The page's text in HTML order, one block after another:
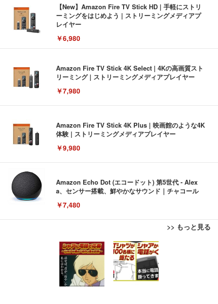
【New】Amazon Fire TV Stick HD | 手軽にストリ
ーミングをはじめよう | ストリーミングメディアプ
レイヤー
￥6,980
Amazon Fire TV Stick 4K Select | 4Kの高画質スト
リーミング | ストリーミングメディアプレイヤー
￥7,980
Amazon Fire TV Stick 4K Plus | 映画館のような4K
体験 | ストリーミングメディアプレイヤー
￥9,980
Amazon Echo Dot (エコードット) 第5世代 - Alex
a、センサー搭載、鮮やかなサウンド｜チャコール
￥7,480
>> もっと見る
[EdoErgo] オフィスチェア 椅子 テレワーク 疲れな
い 跳ね上げ式アームレスト コンパクト 約105度ロッ
キング pc 事務椅子 360度回転 座面昇降 強化ナイロ
ン樹脂ベース 通気性メッシュ 在宅ワーク H-WY01
(黒網+黒枠+黒足)
￥5,699
EIZO ビジネス向けプレミアムモニター | FlexScan
EV3240X-WT | 31.5型4K UHD・USB Type-C・ホワ
イト
￥105,595
Amazonベーシック ペットシーツ 薄型 レギュラー 1
回使い捨て 無香料 ホワイト 300枚
￥3,373